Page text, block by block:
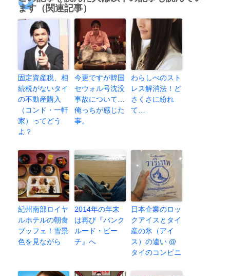
ます（関連記事）
固定資産税、相
続税がないタイ
の不動産購入
（コンド・一軒
家）ってどう
よ？
今更ですが韓国
セウォル号沈没
事故について…
俺っちが感じた
事。
わらしべのスト
レス解消法！ど
さくさに紛れ
て…
紀州南部ロイヤ
ルホテルの朝食
ブッフェ！雪景
色を見ながら
2014年の年末
は再び『バンク
ルード・ビー
チ』へ
日本企業のロッ
クアイスとタイ
産の氷（アイ
ス）の違い @
タイのコンビニ